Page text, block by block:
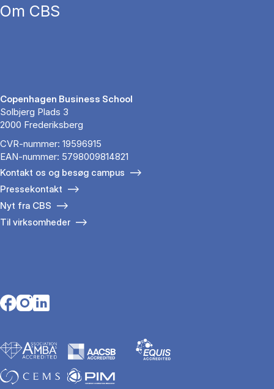
Om CBS
Copenhagen Business School
Solbjerg Plads 3
2000 Frederiksberg
CVR-nummer: 19596915
EAN-nummer: 5798009814821
Kontakt os og besøg campus
Pressekontakt
Nyt fra CBS
Til virksomheder
Opens in a new tab
Opens in a new tab
Opens in a new tab